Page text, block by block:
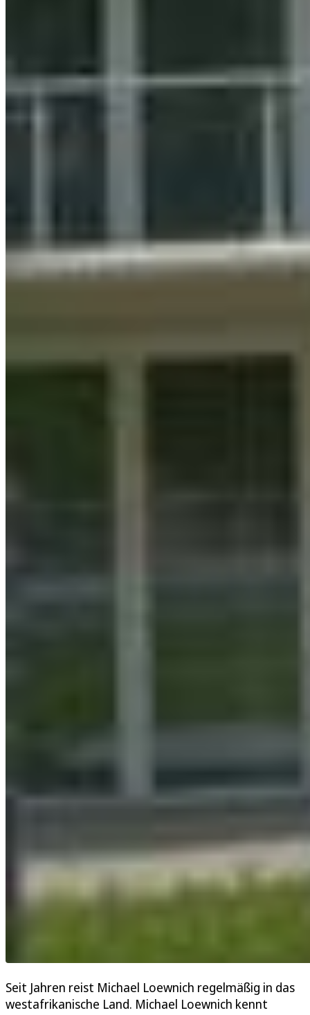
Seit Jahren reist Michael Loewnich regelmäßig in das
westafrikanische Land. Michael Loewnich kennt